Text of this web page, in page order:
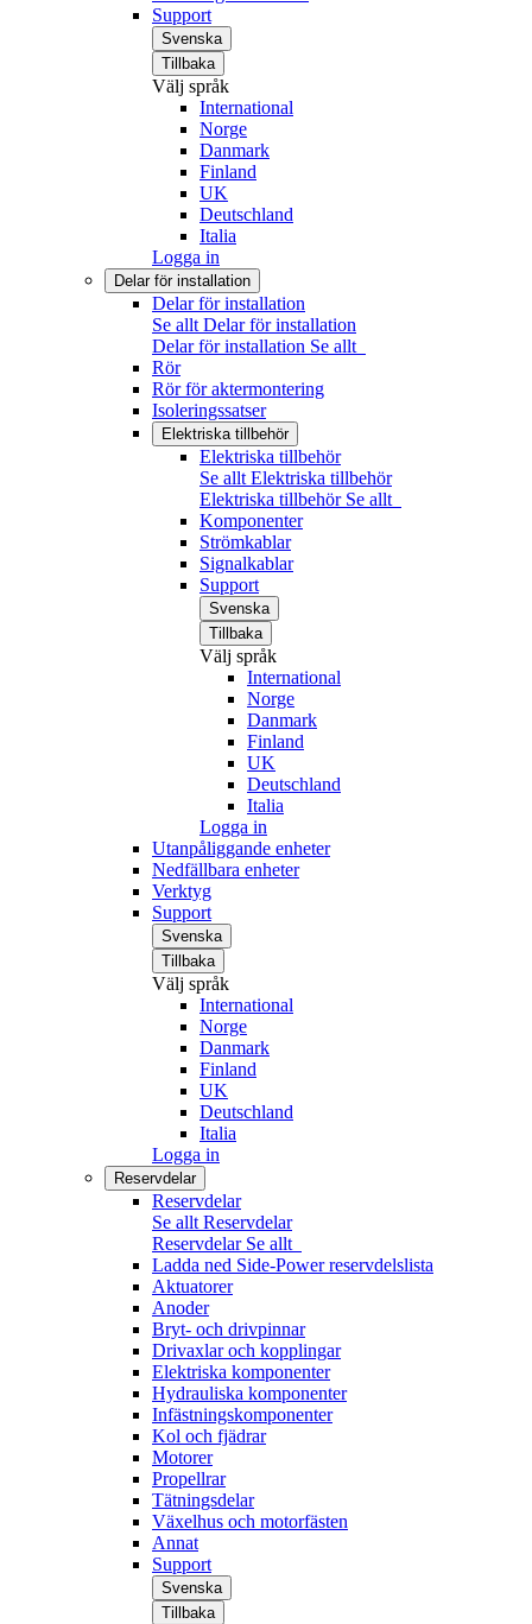
Support
Svenska
Tillbaka
Välj språk
International
Norge
Danmark
Finland
UK
Deutschland
Italia
Logga in
Delar för installation
Delar för installation
Se allt Delar för installation
Delar för installation Se allt
Rör
Rör för aktermontering
Isoleringssatser
Elektriska tillbehör
Elektriska tillbehör
Se allt Elektriska tillbehör
Elektriska tillbehör Se allt
Komponenter
Strömkablar
Signalkablar
Support
Svenska
Tillbaka
Välj språk
International
Norge
Danmark
Finland
UK
Deutschland
Italia
Logga in
Utanpåliggande enheter
Nedfällbara enheter
Verktyg
Support
Svenska
Tillbaka
Välj språk
International
Norge
Danmark
Finland
UK
Deutschland
Italia
Logga in
Reservdelar
Reservdelar
Se allt Reservdelar
Reservdelar Se allt
Ladda ned Side-Power reservdelslista
Aktuatorer
Anoder
Bryt- och drivpinnar
Drivaxlar och kopplingar
Elektriska komponenter
Hydrauliska komponenter
Infästningskomponenter
Kol och fjädrar
Motorer
Propellrar
Tätningsdelar
Växelhus och motorfästen
Annat
Support
Svenska
Tillbaka